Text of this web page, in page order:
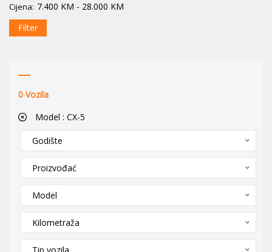
Cijena: 7.400 KM - 28.000 KM
Filter
0 Vozila
Model : CX-5
Godište
Proizvođać
Model
Kilometraža